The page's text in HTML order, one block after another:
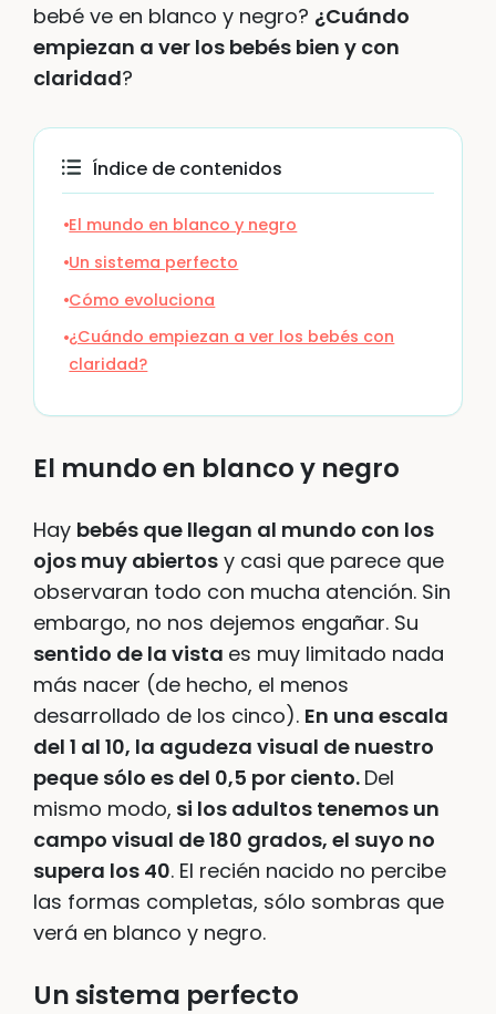
bebé ve en blanco y negro? ¿Cuándo
empiezan a ver los bebés bien y con
claridad?
Índice de contenidos
El mundo en blanco y negro
Un sistema perfecto
Cómo evoluciona
¿Cuándo empiezan a ver los bebés con
claridad?
El mundo en blanco y negro
Hay bebés que llegan al mundo con los
ojos muy abiertos y casi que parece que
observaran todo con mucha atención. Sin
embargo, no nos dejemos engañar. Su
sentido de la vista es muy limitado nada
más nacer (de hecho, el menos
desarrollado de los cinco). En una escala
del 1 al 10, la agudeza visual de nuestro
peque sólo es del 0,5 por ciento. Del
mismo modo, si los adultos tenemos un
campo visual de 180 grados, el suyo no
supera los 40. El recién nacido no percibe
las formas completas, sólo sombras que
verá en blanco y negro.
Un sistema perfecto